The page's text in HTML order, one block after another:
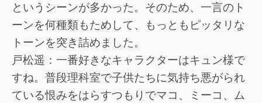
というシーンが多かった。そのため、一言のト
ーンを何種類もためして、もっともピッタリな
トーンを突き詰めました。
戸松遥：一番好きなキャラクターはキュン様で
すね。普段理科室で子供たちに気持ち悪がられ
ている恨みをはらすつもりでマコ、ミーコ、ム